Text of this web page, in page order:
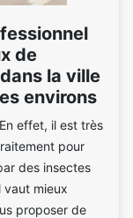
de
la ville
environs
effet, il est très
pour
des insectes
vaut mieux
proposer de